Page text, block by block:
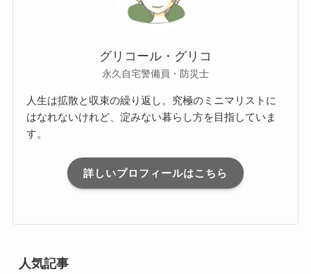
グリコール・グリコ
永久自宅警備員・防災士
人生は拡散と収束の繰り返し。究極のミニマリストに
はなれないけれど、淀みない暮らし方を目指していま
す。
詳しいプロフィールはこちら
人気記事